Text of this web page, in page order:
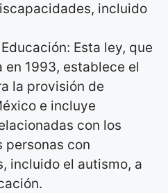
incluido
Esta ley, que
1993, establece el
la provisión de
e incluye
con los
personas con
incluido el autismo, a